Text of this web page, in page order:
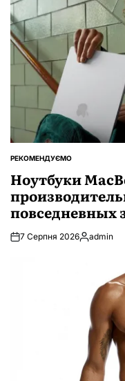
ОПУБЛІКУВАТИ
РЕКОМЕНДУЄМО
Ноутбуки
повседневных
7 Серпня 2026 admin